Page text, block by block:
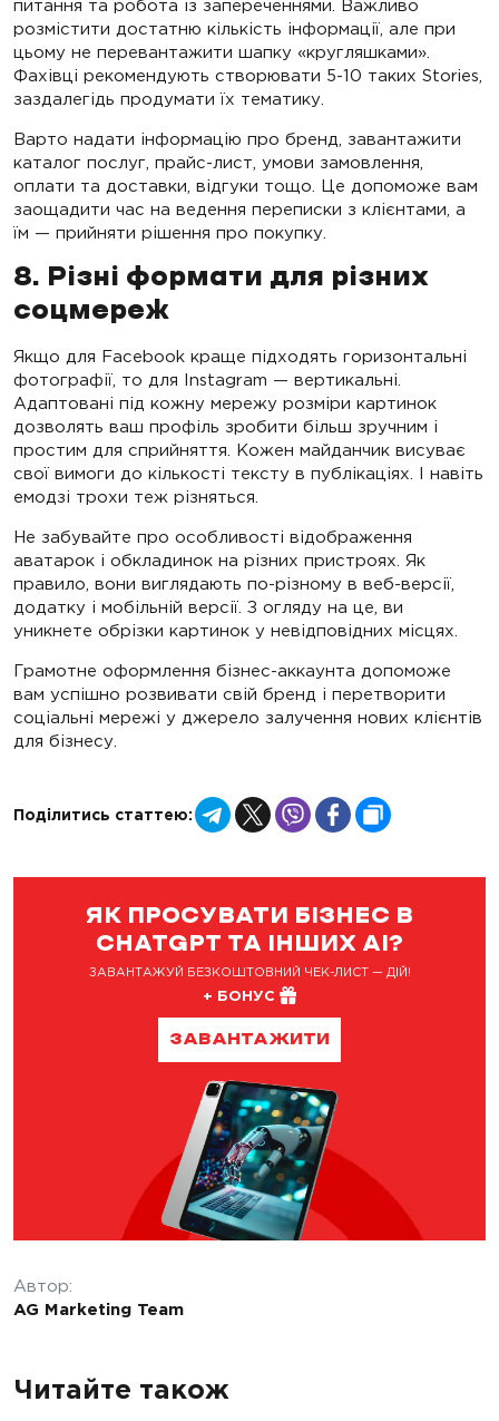
питання та робота із запереченнями. Важливо
розмістити достатню кількість інформації, але при
цьому не перевантажити шапку «кругляшками».
Фахівці рекомендують створювати 5-10 таких Stories,
заздалегідь продумати їх тематику.
Варто надати інформацію про бренд, завантажити
каталог послуг, прайс-лист, умови замовлення,
оплати та доставки, відгуки тощо. Це допоможе вам
заощадити час на ведення переписки з клієнтами, а
їм — прийняти рішення про покупку.
8. Різні формати для різних
соцмереж
Якщо для Facebook краще підходять горизонтальні
фотографії, то для Instagram — вертикальні.
Адаптовані під кожну мережу розміри картинок
дозволять ваш профіль зробити більш зручним і
простим для сприйняття. Кожен майданчик висуває
свої вимоги до кількості тексту в публікаціях. І навіть
емодзі трохи теж різняться.
Не забувайте про особливості відображення
аватарок і обкладинок на різних пристроях. Як
правило, вони виглядають по-різному в веб-версії,
додатку і мобільній версії. З огляду на це, ви
уникнете обрізки картинок у невідповідних місцях.
Грамотне оформлення бізнес-аккаунта допоможе
вам успішно розвивати свій бренд і перетворити
соціальні мережі у джерело залучення нових клієнтів
для бізнесу.
Поділитись статтею: Telegram
X Viber Facebook
ЯК ПРОСУВАТИ БІЗНЕС В
CHATGPT ТА ІНШИХ AI?
ЗАВАНТАЖУЙ БЕЗКОШТОВНИЙ ЧЕК-ЛИСТ — ДІЙ!
+ БОНУС
ЗАВАНТАЖИТИ
Автор:
AG Marketing Team
Читайте також